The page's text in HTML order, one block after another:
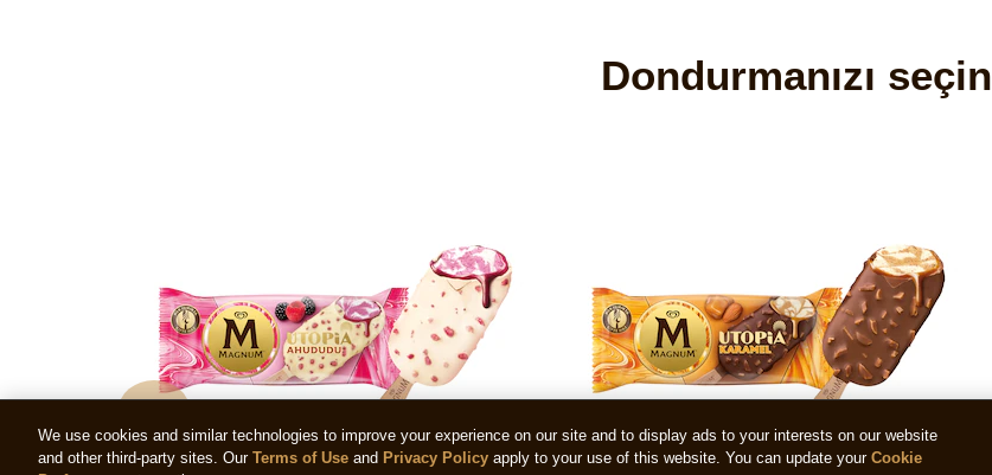
Dondurmanızı seçin
We use cookies and similar technologies to improve your experience on our site and to display ads to your interests on our website
and other third-party sites. Our Terms of Use and Privacy Policy apply to your use of this website. You can update your Cookie